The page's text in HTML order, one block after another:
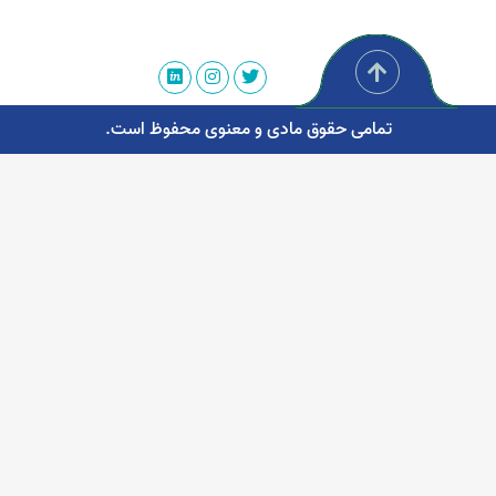
تمامی حقوق مادی و معنوی محفوظ است.